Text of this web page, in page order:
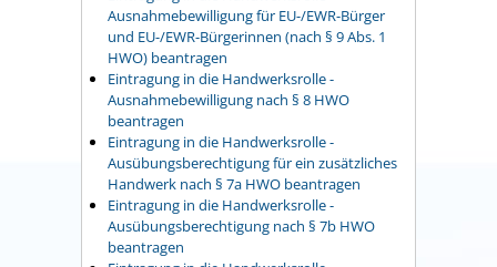
Ausnahmebewilligung für EU-/EWR-Bürger
und EU-/EWR-Bürgerinnen (nach § 9 Abs. 1
HWO) beantragen
Eintragung in die Handwerksrolle -
Ausnahmebewilligung nach § 8 HWO
beantragen
Eintragung in die Handwerksrolle -
Ausübungsberechtigung für ein zusätzliches
Handwerk nach § 7a HWO beantragen
Eintragung in die Handwerksrolle -
Ausübungsberechtigung nach § 7b HWO
beantragen